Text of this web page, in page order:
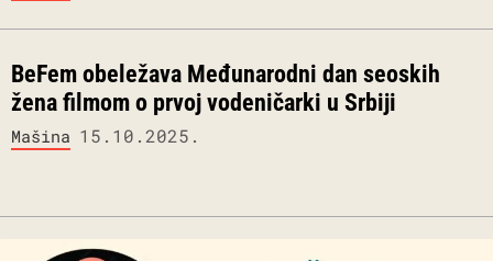
BeFem obeležava Međunarodni dan seoskih
žena filmom o prvoj vodeničarki u Srbiji
Mašina 15.10.2025.